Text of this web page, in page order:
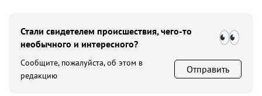
Стали свидетелем происшествия, чего-то
необычного и интересного?
Сообщите, пожалуйста, об этом в
редакцию
Отправить